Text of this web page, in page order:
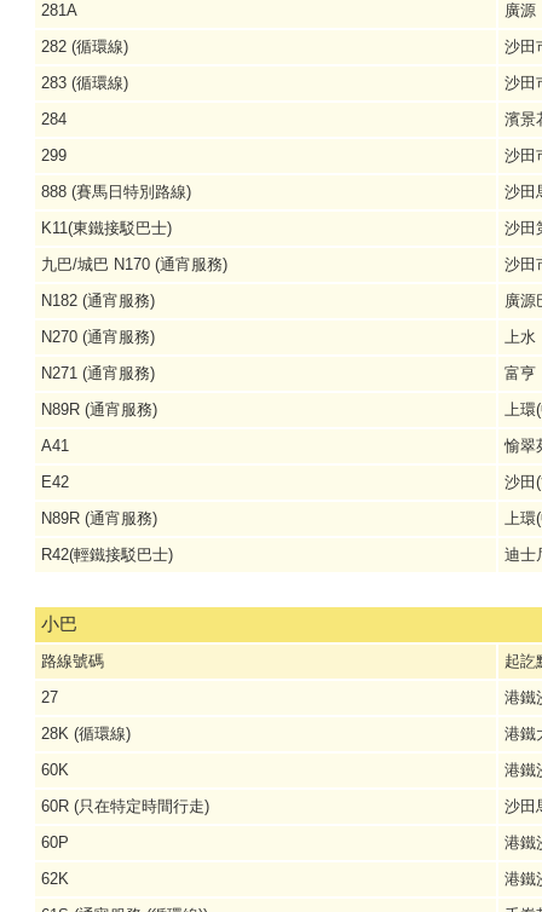
281A
廣源
282 (循環線)
沙田
283 (循環線)
沙田
284
濱景
299
沙田
888 (賽馬日特別路線)
沙田
K11(東鐵接駁巴士)
沙田
九巴/城巴 N170 (通宵服務)
沙田
N182 (通宵服務)
廣源
N270 (通宵服務)
上水
N271 (通宵服務)
富亨
N89R (通宵服務)
上環
A41
愉翠
E42
沙田
N89R (通宵服務)
上環
R42(輕鐵接駁巴士)
迪士
小巴
路線號碼
起訖
27
港鐵
28K (循環線)
港鐵
60K
港鐵
60R (只在特定時間行走)
沙田
60P
港鐵
62K
港鐵